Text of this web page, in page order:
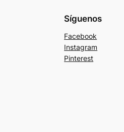
Síguenos
Facebook
Instagram
Pinterest